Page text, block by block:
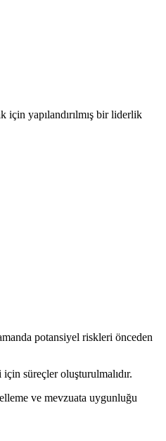
yapılandırılmış bir liderlik
potansiyel riskleri önceden
süreçler oluşturulmalıdır.
ve mevzuata uygunluğu